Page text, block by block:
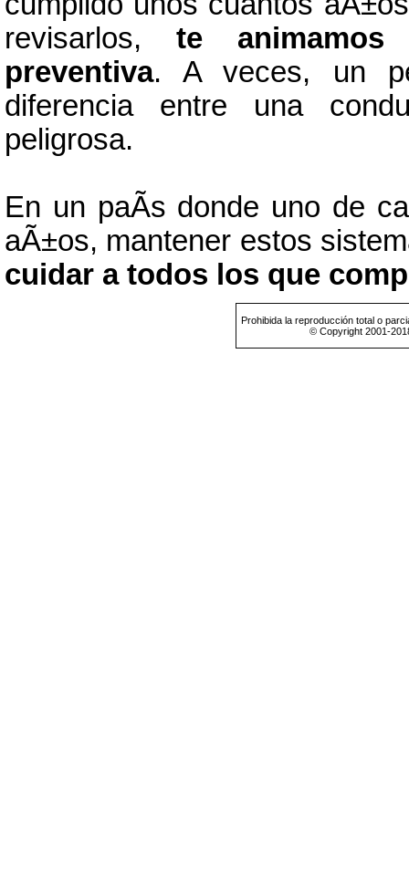
revisarlos, te animamos
preventiva. A veces, un
diferencia entre una
peligrosa.
En un paÃ­s donde uno de
aÃ±os, mantener estos
cuidar a todos los que
Prohibida la reproducción total o
© Copyright 2001-